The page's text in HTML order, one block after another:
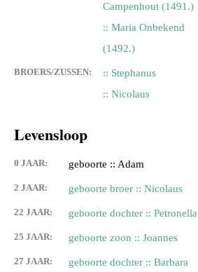
Campenhout (1491.)
:: Maria Onbekend
(1492.)
BROERS/ZUSSEN:
:: Stephanus
:: Nicolaus
Levensloop
0 JAAR: geboorte :: Adam
2 JAAR: geboorte broer :: Nicolaus
22 JAAR: geboorte dochter :: Petronella
25 JAAR: geboorte zoon :: Joannes
27 JAAR: geboorte dochter :: Barbara